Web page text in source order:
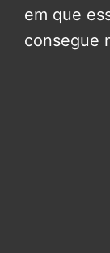
em que
consegue